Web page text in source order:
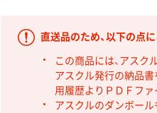
直送品のため、以下の点に
この商品には、アスク
アスクル発行の納品書
用履歴よりＰＤＦファ
アスクルのダンボール